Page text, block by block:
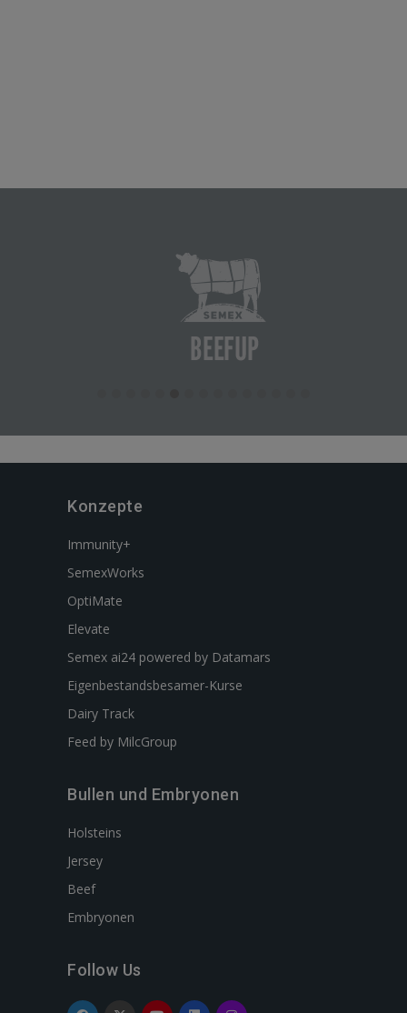
Konzepte
Immunity+
SemexWorks
OptiMate
Elevate
Semex ai24 powered by Datamars
Eigenbestandsbesamer-Kurse
Dairy Track
Feed by MilcGroup
Bullen und Embryonen
Holsteins
Jersey
Beef
Embryonen
Follow Us